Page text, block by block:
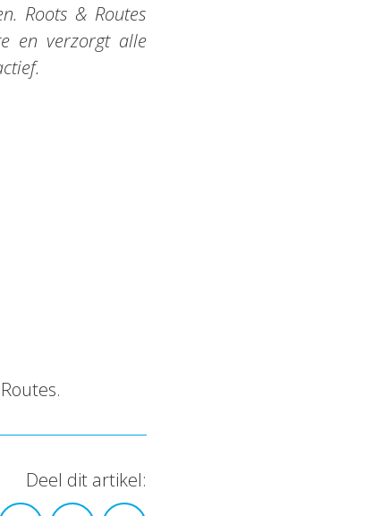
Roots & Routes
en verzorgt alle
Deel dit artikel: